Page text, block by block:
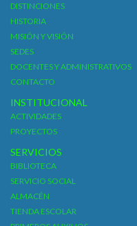
DISTINCIONES
HISTORIA
MISIÓN Y VISIÓN
SEDES
DOCENTES Y ADMINISTRATIVOS
CONTACTO
INSTITUCIONAL
ACTIVIDADES
PROYECTOS
SERVICIOS
BIBLIOTECA
SERVICIO SOCIAL
ALMACÉN
TIENDA ESCOLAR